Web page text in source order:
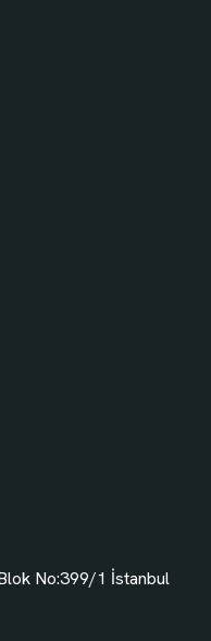
No:399/1 İstanbul